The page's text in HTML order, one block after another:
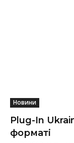
Новини
Plug-In
форматі